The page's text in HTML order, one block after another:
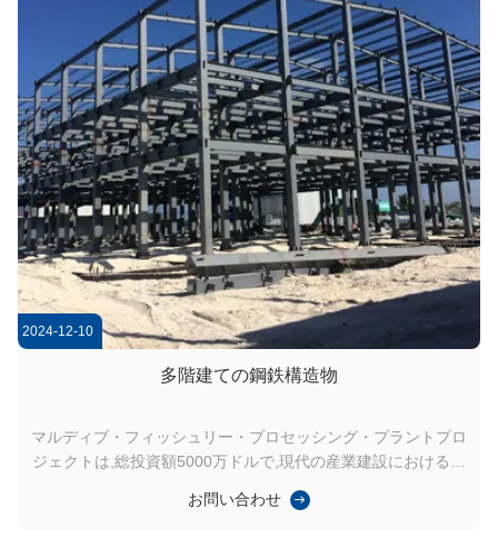
つは,内...
2024-12-10
多階建ての鋼鉄構造物
マルディブ・フィッシュリー・プロセッシング・プラントプロ
ジェクトは,総投資額5000万ドルで,現代の産業建設における多
15万トンの生産能力を持つ 乾燥した海産物,加工魚,魚油を生産
お問い合わせ